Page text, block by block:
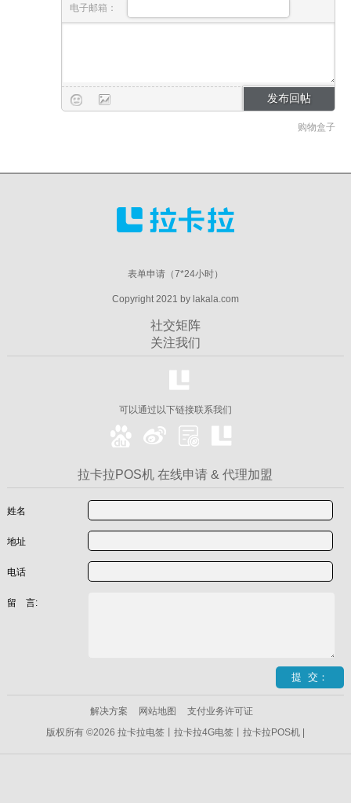
电子邮箱：
购物盒子
表单申请（7*24小时）
Copyright 2021 by lakala.com
社交矩阵
关注我们
可以通过以下链接联系我们
拉卡拉POS机 在线申请 & 代理加盟
姓名
地址
电话
留 言:
解决方案 网站地图
支付业务许可证
版权所有 ©2026 拉卡拉电签丨拉卡拉4G电签丨拉卡拉POS机 |